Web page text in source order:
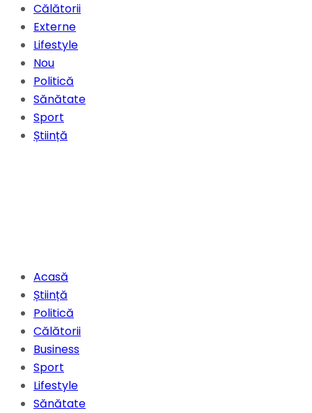
Călătorii
Externe
Lifestyle
Nou
Politică
Sănătate
Sport
Știință
Acasă
Știință
Politică
Călătorii
Business
Sport
Lifestyle
Sănătate